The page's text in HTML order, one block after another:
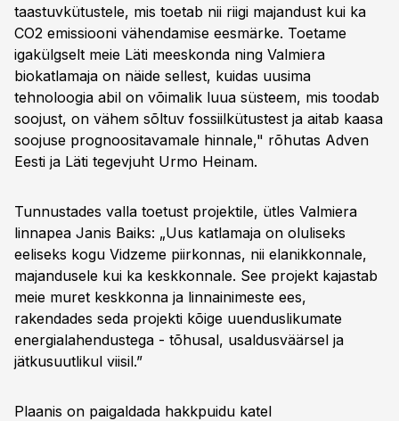
taastuvkütustele, mis toetab nii riigi majandust kui ka
CO2 emissiooni vähendamise eesmärke. Toetame
igakülgselt meie Läti meeskonda ning Valmiera
biokatlamaja on näide sellest, kuidas uusima
tehnoloogia abil on võimalik luua süsteem, mis toodab
soojust, on vähem sõltuv fossiilkütustest ja aitab kaasa
soojuse prognoositavamale hinnale," rõhutas Adven
Eesti ja Läti tegevjuht Urmo Heinam.
Tunnustades valla toetust projektile, ütles Valmiera
linnapea Janis Baiks: „Uus katlamaja on oluliseks
eeliseks kogu Vidzeme piirkonnas, nii elanikkonnale,
majandusele kui ka keskkonnale. See projekt kajastab
meie muret keskkonna ja linnainimeste ees,
rakendades seda projekti kõige uuenduslikumate
energialahendustega - tõhusal, usaldusväärsel ja
jätkusuutlikul viisil.”
Plaanis on paigaldada hakkpuidu katel